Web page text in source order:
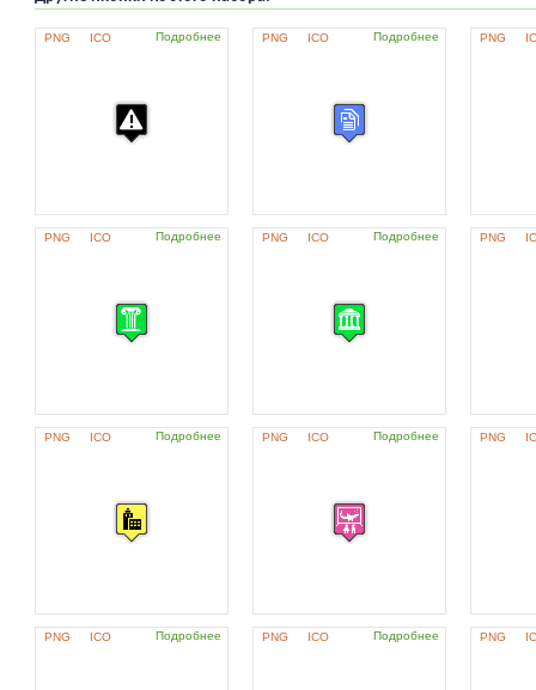
PNG ICO Подробнее PNG ICO Подробнее PNG
PNG ICO Подробнее PNG ICO Подробнее PNG
PNG ICO Подробнее PNG ICO Подробнее PNG
PNG ICO Подробнее PNG ICO Подробнее PNG